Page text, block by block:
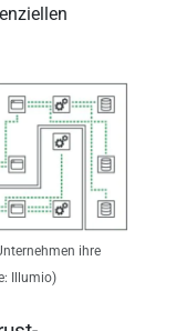
ihre
Illumio)